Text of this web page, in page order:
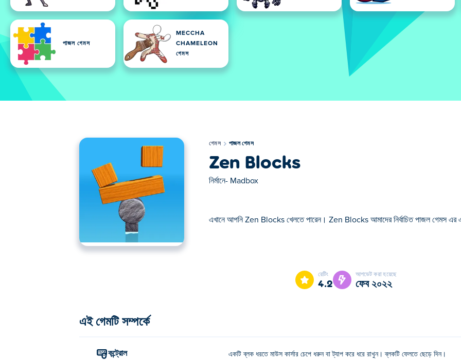
পাজল গেমস
MECCHA
CHAMELEON
গেমস
গেমস পাজল গেমস
Zen Blocks
নির্মানে- Madbox
এখানে আপনি Zen Blocks খেলতে পারেন। Zen Blocks আমাদের নির্বাচিত পাজল গেমস এর
এখানে আপনি Zen Blocks খেলতে পারেন। Zen Blocks আমাদের নির্বাচিত পাজল গেমস এর একটি।
রেটিং
4.2
আপডেট করা হয়েছে
ফেব ২০২২
এই গেমটি সম্পর্কে
কন্ট্রোল একটি ব্লক ধরতে মাউস কার্সার চেপে ধরুন বা ট্যাপ করে ধরে রাখুন। ব্লকটি ফেলতে ছেড়ে দিন।